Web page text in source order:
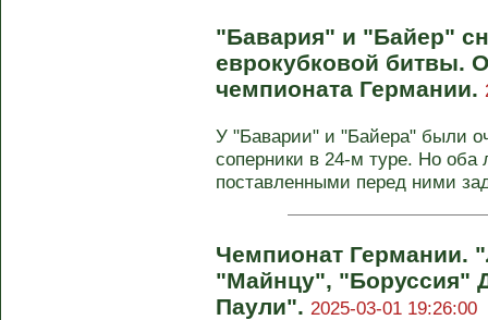
"Бавария" и "Байер"
еврокубковой битвы.
чемпионата Германии.
У "Баварии" и "Байера" были
соперники в 24-м туре. Но оба
поставленными перед ними
Чемпионат Германии.
"Майнцу", "Боруссия"
Паули". 2025-03-01 19:26:00